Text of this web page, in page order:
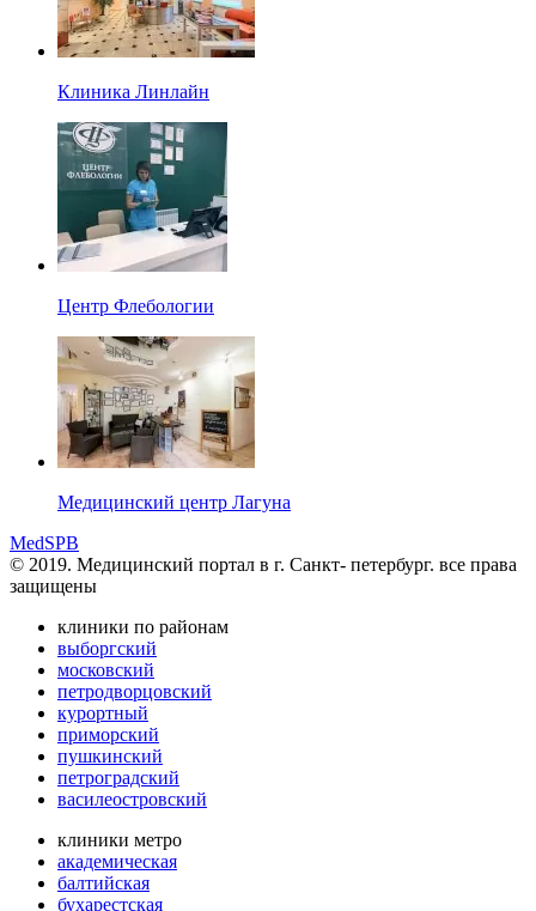
Клиника Линлайн
Центр Флебологии
Медицинский центр Лагуна
MedSPB
© 2019. Медицинский портал в г. Санкт- петербург. все права
защищены
клиники по районам
выборгский
московский
петродворцовский
курортный
приморский
пушкинский
петроградский
василеостровский
клиники метро
академическая
балтийская
бухарестская